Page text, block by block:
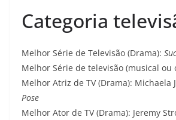
Categoria
Melhor Série de Televisão (Drama):
Melhor Série de televisão (musical ou
Melhor Atriz de TV (Drama): Michaela
Pose
Melhor Ator de TV (Drama): Jeremy